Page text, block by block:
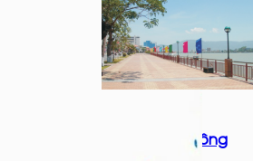
Kè bờ đông Sông